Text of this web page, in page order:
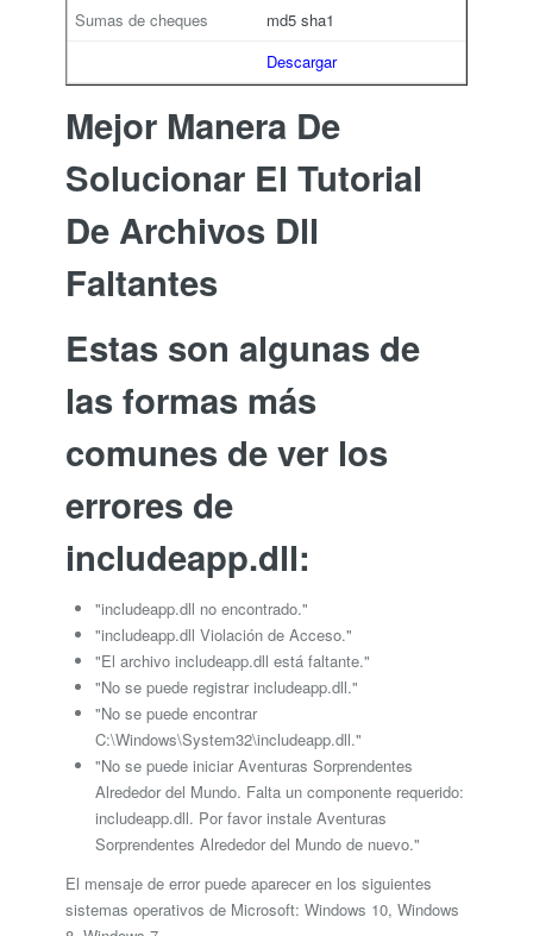
md5 sha1
Descargar
Mejor Manera De
Solucionar El Tutorial
De Archivos Dll
Faltantes
Estas son algunas de
las formas más
comunes de ver los
errores de
includeapp.dll:
"includeapp.dll no encontrado."
"includeapp.dll Violación de Acceso."
"El archivo includeapp.dll está faltante."
"No se puede registrar includeapp.dll."
"No se puede encontrar
C:\Windows\System32\includeapp.dll."
"No se puede iniciar Aventuras Sorprendentes
Alrededor del Mundo. Falta un componente requerido:
includeapp.dll. Por favor instale Aventuras
Sorprendentes Alrededor del Mundo de nuevo."
El mensaje de error puede aparecer en los siguientes
sistemas operativos de Microsoft: Windows 10, Windows